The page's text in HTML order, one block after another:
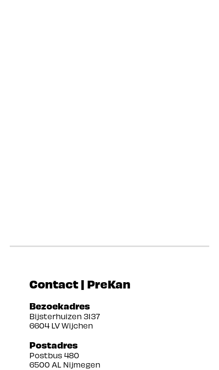
Contact | PreKan
Bezoekadres
Bijsterhuizen 3137
6604 LV Wijchen
Postadres
Postbus 480
6500 AL Nijmegen